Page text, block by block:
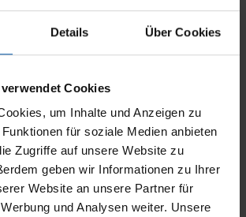
Details Über Cookies
Cookies
um Inhalte und Anzeigen zu
für soziale Medien anbieten
Zugriffe auf unsere Website zu
geben wir Informationen zu Ihrer
Website an unsere Partner für
und Analysen weiter. Unsere
Sie diesen Inhalt sehen
können.
inspirieren
von WAREMA
entstehen in enger